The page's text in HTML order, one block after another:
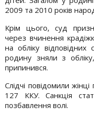
2009 та 2010 років
Крім цього, суд
через вчинення
на обліку
родину зняли з
припинився.
Слідчі повідомили
127 ККУ. Санкція
позбавлення волі.